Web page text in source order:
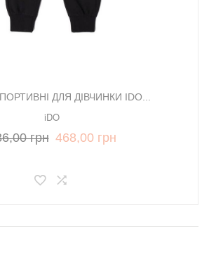
ДЛЯ ДІВЧИНКИ IDO...
iDO
грн 468,00 грн